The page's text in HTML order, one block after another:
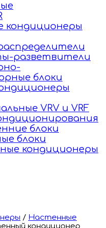
разветвители
блоки
VRV и VRF
блоки
блоки
кондиционеры
/ Настенные
кондиционер